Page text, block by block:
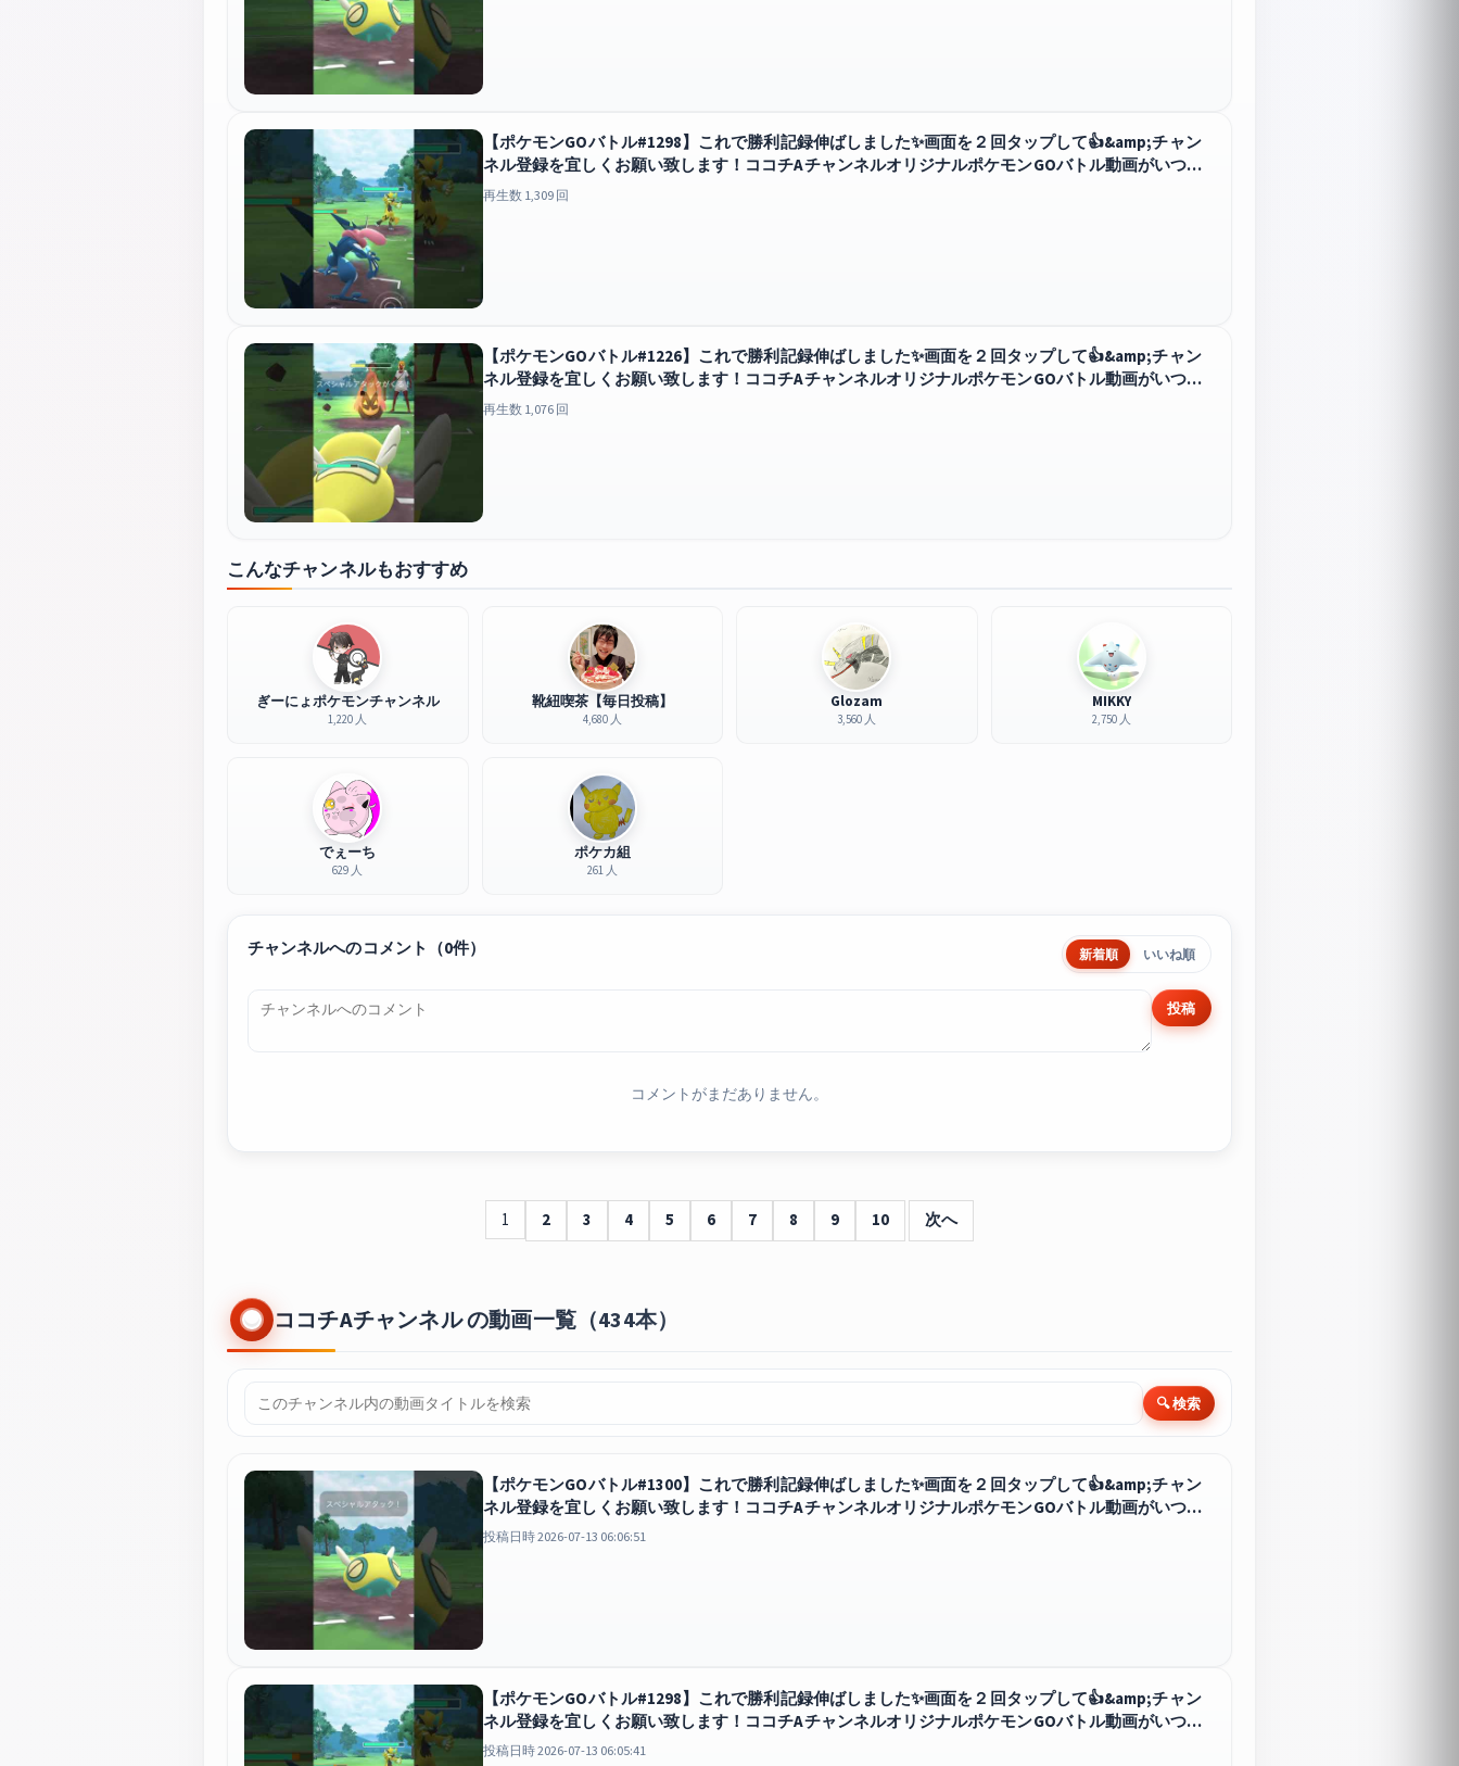
【ポケモンGOバトル#1298】これで勝利記録伸ばしました✨画面を２回タップして👍&amp;チャン
ネル登録を宜しくお願い致します！ココチAチャンネルオリジナルポケモンGOバトル動画がいつで
もどこでも見放題
再生数 1,309 回
【ポケモンGOバトル#1226】これで勝利記録伸ばしました✨画面を２回タップして👍&amp;チャン
ネル登録を宜しくお願い致します！ココチAチャンネルオリジナルポケモンGOバトル動画がいつで
もどこでも見放題
再生数 1,076 回
こんなチャンネルもおすすめ
ぎーにょポケモンチャンネル
1,220 人
靴紐喫茶【毎日投稿】
4,680 人
Glozam
3,560 人
MIKKY
2,750 人
でぇーち
629 人
ポケカ組
261 人
チャンネルへのコメント（0件） 新着順 いいね順
投稿
コメントがまだありません。
1 2 3 4 5 6 7 8 9 10 次へ
ココチAチャンネル の動画一覧（434本）
🔍 検索
【ポケモンGOバトル#1300】これで勝利記録伸ばしました✨画面を２回タップして👍&amp;チャン
ネル登録を宜しくお願い致します！ココチAチャンネルオリジナルポケモンGOバトル動画がいつで
もどこでも見放題
GO
投稿日時 2026-07-13 06:06:51
【ポケモンGOバトル#1298】これで勝利記録伸ばしました✨画面を２回タップして👍&amp;チャン
ネル登録を宜しくお願い致します！ココチAチャンネルオリジナルポケモンGOバトル動画がいつで
もどこでも見放題
GO
投稿日時 2026-07-13 06:05:41